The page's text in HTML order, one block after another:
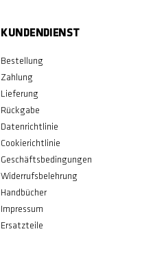
KUNDENDIENST
Bestellung
Zahlung
Lieferung
Rückgabe
Datenrichtlinie
Cookierichtlinie
Geschäftsbedingungen
Widerrufsbelehrung
Handbücher
Impressum
Ersatzteile